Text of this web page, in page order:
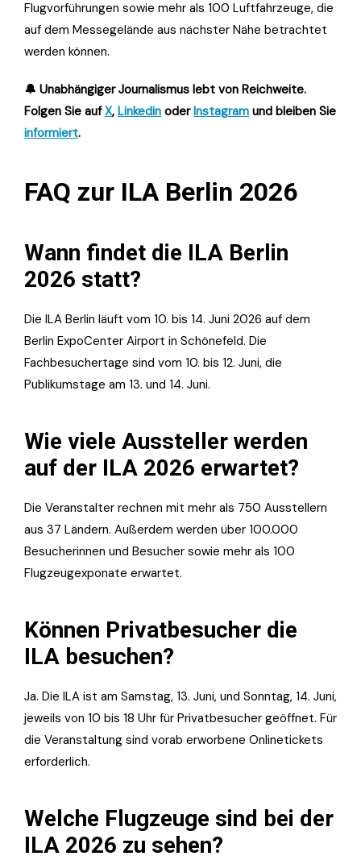
Flugvorführungen sowie mehr als 100 Luftfahrzeuge, die
auf dem Messegelände aus nächster Nähe betrachtet
werden können.
🔔 Unabhängiger Journalismus lebt von Reichweite.
Folgen Sie aufX, Linkedin oderInstagram und bleiben Sie
informiert.
FAQ zur ILA Berlin 2026
Wann findet die ILA Berlin
2026 statt?
Die ILA Berlin läuft vom 10. bis 14. Juni 2026 auf dem
Berlin ExpoCenter Airport in Schönefeld. Die
Fachbesuchertage sind vom 10. bis 12. Juni, die
Publikumstage am 13. und 14. Juni.
Wie viele Aussteller werden
auf der ILA 2026 erwartet?
Die Veranstalter rechnen mit mehr als 750 Ausstellern
aus 37 Ländern. Außerdem werden über 100.000
Besucherinnen und Besucher sowie mehr als 100
Flugzeugexponate erwartet.
Können Privatbesucher die
ILA besuchen?
Ja. Die ILA ist am Samstag, 13. Juni, und Sonntag, 14. Juni,
jeweils von 10 bis 18 Uhr für Privatbesucher geöffnet. Für
die Veranstaltung sind vorab erworbene Onlinetickets
erforderlich.
Welche Flugzeuge sind bei der
ILA 2026 zu sehen?